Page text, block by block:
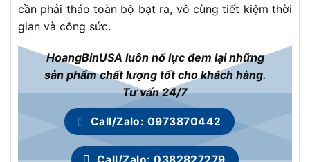
cần phải tháo toàn bộ bạt ra, vô cùng tiết kiệm thời
gian và công sức.
HoangBinUSA luôn nổ lực đem lại những
sản phẩm chất lượng tốt cho khách hàng.
Tư vấn 24/7
Call/Zalo: 0973870442